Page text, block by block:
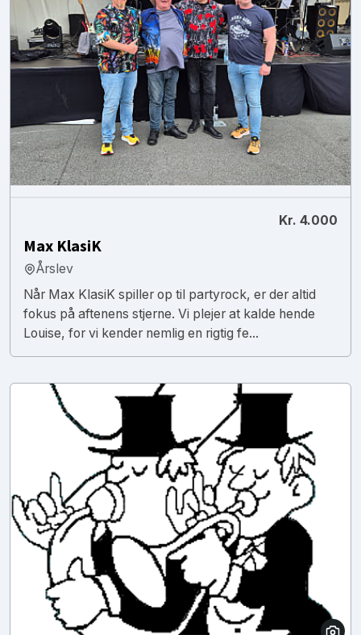
Kr. 4.000
Max KlasiK
Årslev
Når Max KlasiK spiller op til partyrock, er der altid
fokus på aftenens stjerne. Vi plejer at kalde hende
Louise, for vi kender nemlig en rigtig fe...